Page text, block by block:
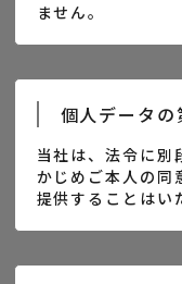
ません。
個人データ
当社は、法令に別
かじめご本人の同
提供することはい